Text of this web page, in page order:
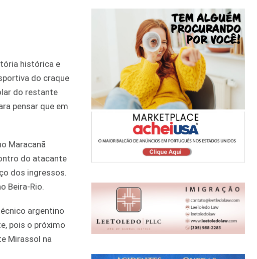
histórica e
do craque
do restante
pensar que em
Maracanã
do atacante
dos ingressos.
Beira-Rio.
argentino
pois o próximo
Mirassol na